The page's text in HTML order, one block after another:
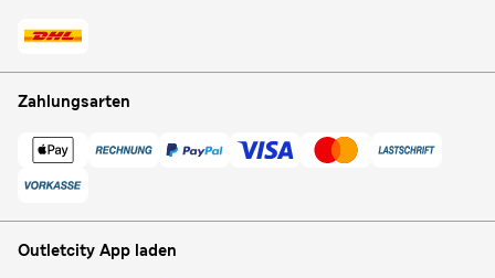
Zahlungsarten
Outletcity App laden